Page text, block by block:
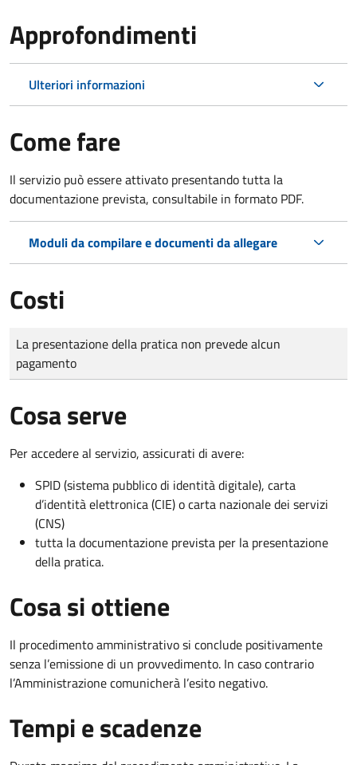
Approfondimenti
Ulteriori informazioni
Come fare
Il servizio può essere attivato presentando tutta la
documentazione prevista, consultabile in formato PDF.
Moduli da compilare e documenti da allegare
Costi
Tipo di pagamento
Importo
La presentazione della pratica non prevede alcun
pagamento
Cosa serve
Per accedere al servizio, assicurati di avere:
SPID (sistema pubblico di identità digitale), carta
d’identità elettronica (CIE) o carta nazionale dei servizi
(CNS)
tutta la documentazione prevista per la presentazione
della pratica.
Cosa si ottiene
Il procedimento amministrativo si conclude positivamente
senza l’emissione di un provvedimento. In caso contrario
l’Amministrazione comunicherà l’esito negativo.
Tempi e scadenze